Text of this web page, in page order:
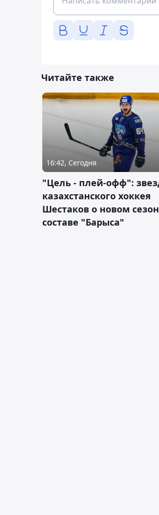
Читайте также
16:42, Сегодня
"Цель - плей-офф":
казахстанского хоккея
Шестаков о новом
составе "Барыса"